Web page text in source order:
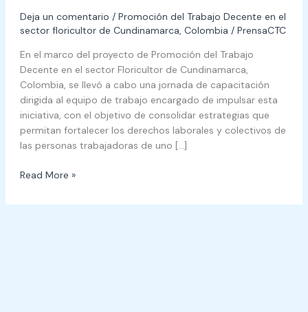
Deja un comentario / Promoción del Trabajo Decente en el
sector floricultor de Cundinamarca, Colombia / PrensaCTC
En el marco del proyecto de Promoción del Trabajo
Decente en el sector Floricultor de Cundinamarca,
Colombia, se llevó a cabo una jornada de capacitación
dirigida al equipo de trabajo encargado de impulsar esta
iniciativa, con el objetivo de consolidar estrategias que
permitan fortalecer los derechos laborales y colectivos de
las personas trabajadoras de uno […]
Read More »